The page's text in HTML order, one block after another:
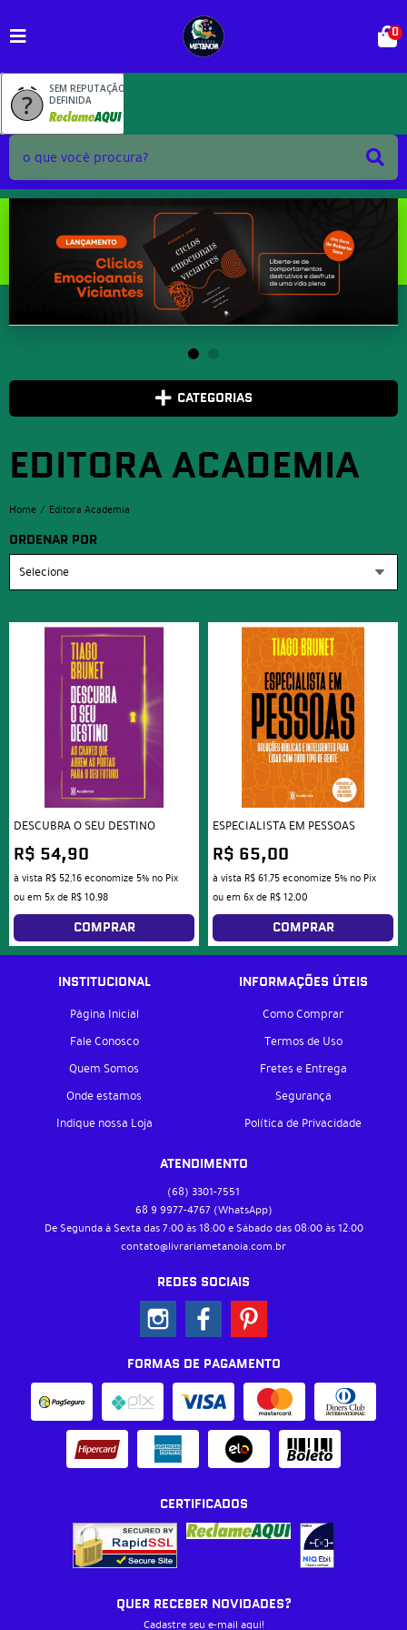
SEM REPUTAÇÃO
DEFINIDA
0
CATEGORIAS
EDITORA ACADEMIA
Home Editora Academia
ORDENAR POR
Selecione
DESCUBRA O SEU DESTINO
R$ 54,90
à vista R$ 52,16economize 5% no Pix
ou em 5xde R$ 10,98
COMPRAR
ESPECIALISTA EM PESSOAS
R$ 65,00
à vista R$ 61,75economize 5% no Pix
ou em 6xde R$ 12,00
COMPRAR
INSTITUCIONAL
Página Inicial
Fale Conosco
Quem Somos
Onde estamos
Indique nossa Loja
INFORMAÇÕES ÚTEIS
Como Comprar
Termos de Uso
Fretes e Entrega
Segurança
Política de Privacidade
ATENDIMENTO
(68) 3301-7551
68 9 9977-4767 (WhatsApp)
De Segunda à Sexta das 7:00 às 18:00 e Sábado das 08:00 às 12:00
contato@livrariametanoia.com.br
REDES SOCIAIS
FORMAS DE PAGAMENTO
CERTIFICADOS
QUER RECEBER NOVIDADES?
Cadastre seu e-mail aqui!